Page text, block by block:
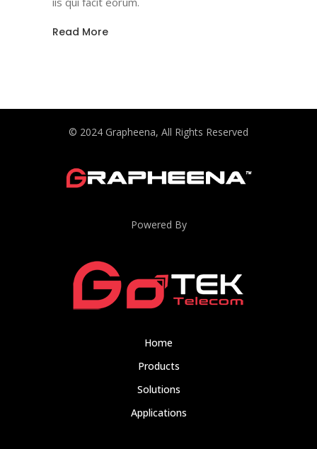
Read More
© 2024 Grapheena, All Rights Reserved
Powered By
Home
Products
Solutions
Applications